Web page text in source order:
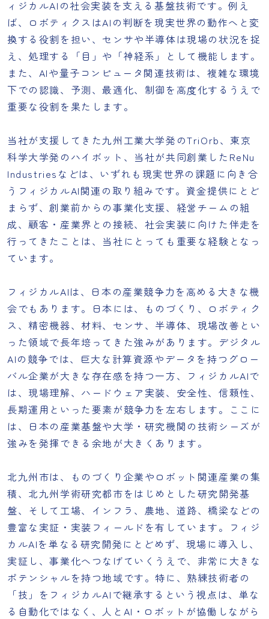
ィジカルAIの社会実装を支える基盤技術です。例え
ば、ロボティクスはAIの判断を現実世界の動作へと変
換する役割を担い、センサや半導体は現場の状況を捉
え、処理する「目」や「神経系」として機能します。
また、AIや量子コンピュータ関連技術は、複雑な環境
下での認識、予測、最適化、制御を高度化するうえで
重要な役割を果たします。
当社が支援してきた九州工業大学発のTriOrb、東京
科学大学発のハイボット、当社が共同創業したReNu
Industriesなどは、いずれも現実世界の課題に向き合
うフィジカルAI関連の取り組みです。資金提供にとど
まらず、創業前からの事業化支援、経営チームの組
成、顧客・産業界との接続、社会実装に向けた伴走を
行ってきたことは、当社にとっても重要な経験となっ
ています。
フィジカルAIは、日本の産業競争力を高める大きな機
会でもあります。日本には、ものづくり、ロボティク
ス、精密機器、材料、センサ、半導体、現場改善とい
った領域で長年培ってきた強みがあります。デジタル
AIの競争では、巨大な計算資源やデータを持つグロー
バル企業が大きな存在感を持つ一方、フィジカルAIで
は、現場理解、ハードウェア実装、安全性、信頼性、
長期運用といった要素が競争力を左右します。ここに
は、日本の産業基盤や大学・研究機関の技術シーズが
強みを発揮できる余地が大きくあります。
北九州市は、ものづくり企業やロボット関連産業の集
積、北九州学術研究都市をはじめとした研究開発基
盤、そして工場、インフラ、農地、道路、橋梁などの
豊富な実証・実装フィールドを有しています。フィジ
カルAIを単なる研究開発にとどめず、現場に導入し、
実証し、事業化へつなげていくうえで、非常に大きな
ポテンシャルを持つ地域です。特に、熟練技術者の
「技」をフィジカルAIで継承するという視点は、単な
る自動化ではなく、人とAI・ロボットが協働しながら